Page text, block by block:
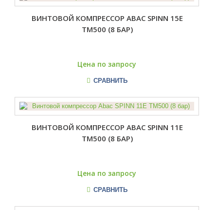
ВИНТОВОЙ КОМПРЕССОР ABAC SPINN 15E
TM500 (8 БАР)
Цена по запросу
СРАВНИТЬ
ВИНТОВОЙ КОМПРЕССОР ABAC SPINN 11E
TM500 (8 БАР)
Цена по запросу
СРАВНИТЬ